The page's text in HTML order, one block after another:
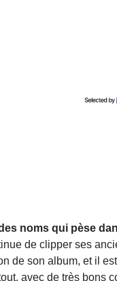
noms qui pèse
de clipper ses
de son album, et il
avec de très bons